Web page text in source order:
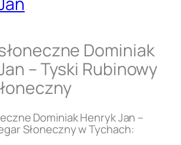
Dominiak
– Tyski Rubinowy
Dominiak Henryk Jan –
Słoneczny w Tychach: